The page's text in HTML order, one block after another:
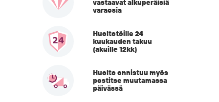
vastaavat alkuperäisiä
varaosia
Huoltotöille 24
kuukauden takuu
(akuille 12kk)
Huolto onnistuu myös
postitse muutamassa
päivässä